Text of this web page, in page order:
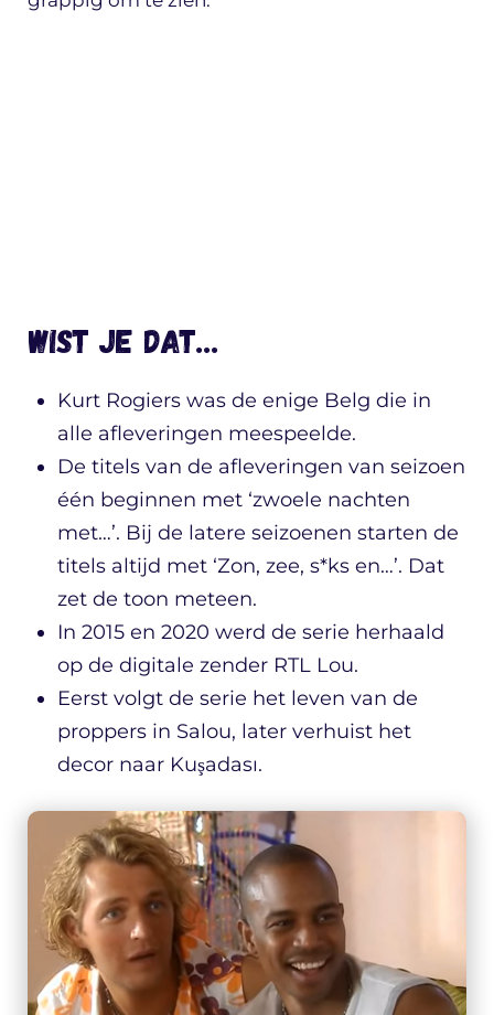
Wist je dat…
Kurt Rogiers was de enige Belg die in
alle afleveringen meespeelde.
De titels van de afleveringen van seizoen
één beginnen met ‘zwoele nachten
met…’. Bij de latere seizoenen starten de
titels altijd met ‘Zon, zee, s*ks en…’. Dat
zet de toon meteen.
In 2015 en 2020 werd de serie herhaald
op de digitale zender RTL Lou.
Eerst volgt de serie het leven van de
proppers in Salou, later verhuist het
decor naar Kuşadası.